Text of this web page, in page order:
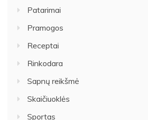
Patarimai
Pramogos
Receptai
Rinkodara
Sapnų reikšmė
Skaičiuoklės
Sportas